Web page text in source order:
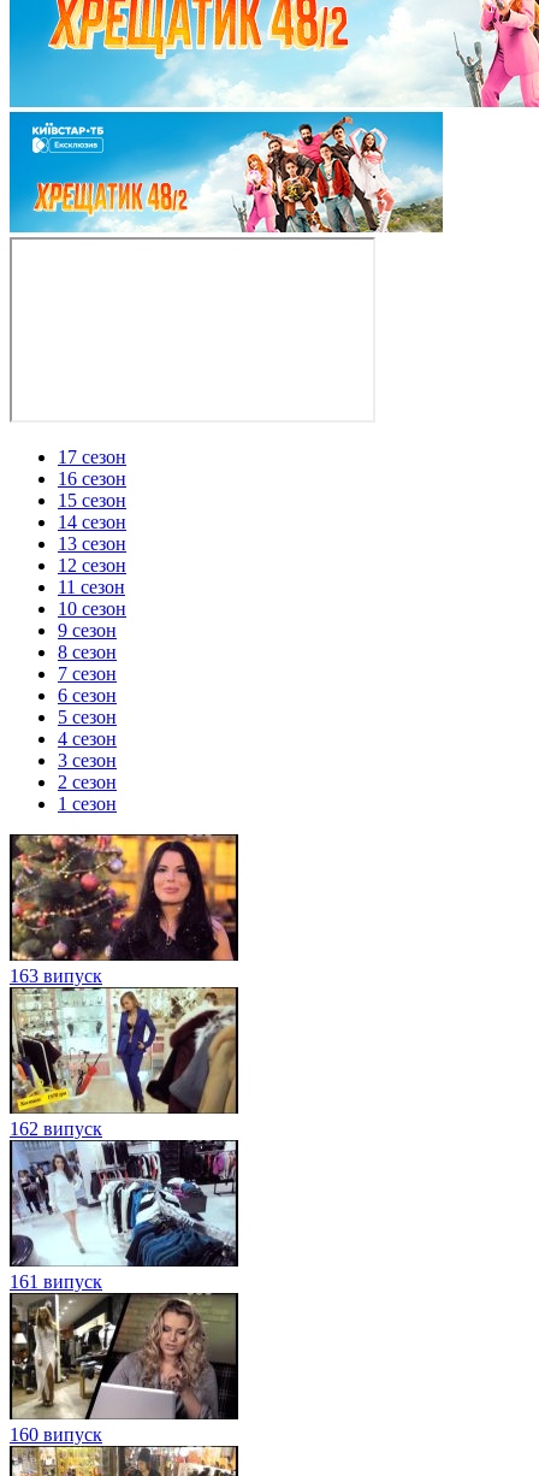
17 сезон
16 сезон
15 сезон
14 сезон
13 сезон
12 сезон
11 сезон
10 сезон
9 сезон
8 сезон
7 сезон
6 сезон
5 сезон
4 сезон
3 сезон
2 сезон
1 сезон
163 випуск
162 випуск
161 випуск
160 випуск